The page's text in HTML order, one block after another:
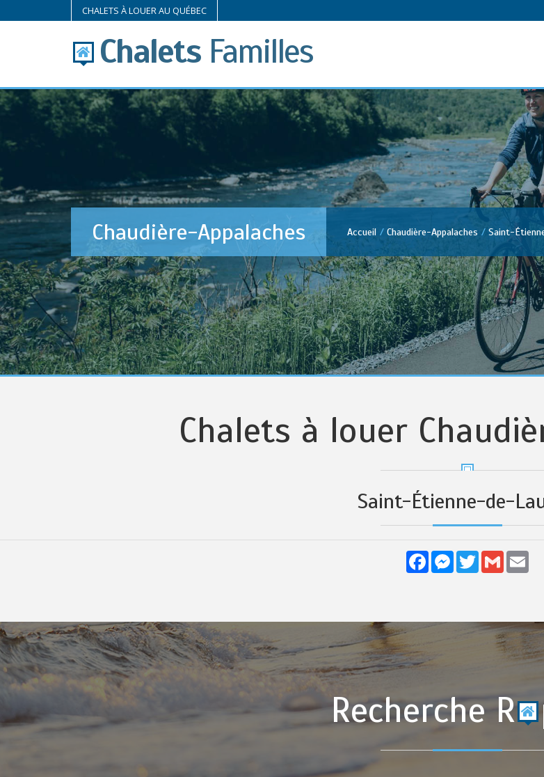
CHALETS À LOUER AU QUÉBEC
Chalets Familles
Chaudière-Appalaches Accueil Chaudière-Appalaches Saint-
Chalets à louer
Saint-Étienne-de-
FacebookMessenger
TwitterGmail
Recherche R